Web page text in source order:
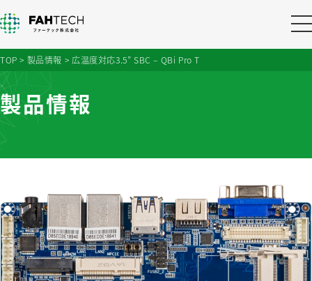
TOP > 製品情報 > 広温度対応3.5” SBC – QBi Pro T
製品情報